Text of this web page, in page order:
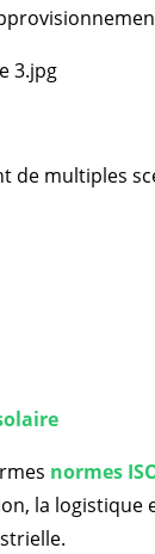
de multiples
normes
la